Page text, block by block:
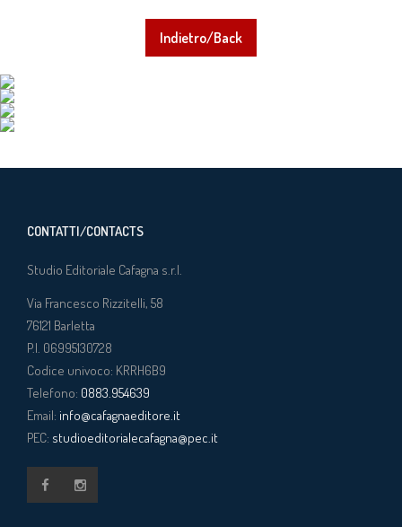
Indietro/Back
CONTATTI/CONTACTS
Studio Editoriale Cafagna s.r.l.
Via Francesco Rizzitelli, 58
76121 Barletta
P.I. 06995130728
Codice univoco: KRRH6B9
Telefono: 0883.954639
Email: info@cafagnaeditore.it
PEC: studioeditorialecafagna@pec.it